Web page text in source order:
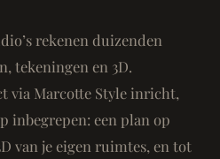
rekenen duizenden
tekeningen en 3D.
via Marcotte Style inricht,
inbegrepen: een plan op
van je eigen ruimtes, en tot